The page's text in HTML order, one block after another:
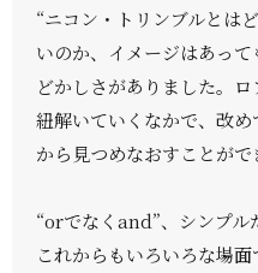
“ニコン・トリンブルとは
いのか、イメージはあっ
どかしさがありました。
紐解いていくなかで、改
から見つめなおすことがで
“orでなくand”、シンプル
これからもいろいろな場